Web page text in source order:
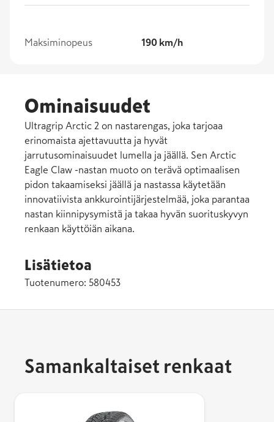
Maksiminopeus 190 km/h
Ominaisuudet
Ultragrip Arctic 2 on nastarengas, joka tarjoaa
erinomaista ajettavuutta ja hyvät
jarrutusominaisuudet lumella ja jäällä. Sen Arctic
Eagle Claw -nastan muoto on terävä optimaalisen
pidon takaamiseksi jäällä ja nastassa käytetään
innovatiivista ankkurointijärjestelmää, joka parantaa
nastan kiinnipysymistä ja takaa hyvän suorituskyvyn
renkaan käyttöiän aikana.
Lisätietoa
Tuotenumero: 580453
Samankaltaiset renkaat